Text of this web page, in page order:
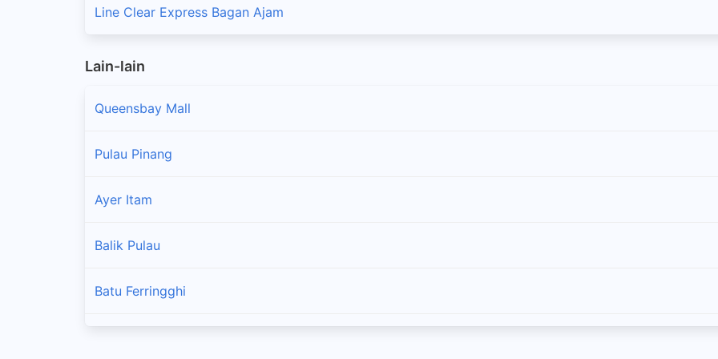
Line Clear Express Bagan Ajam
Lain-lain
Queensbay Mall
Pulau Pinang
Ayer Itam
Balik Pulau
Batu Ferringghi